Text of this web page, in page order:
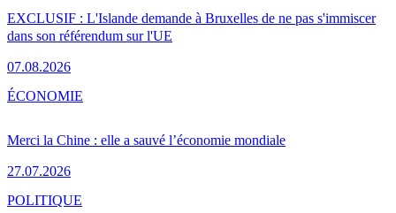
EXCLUSIF : L'Islande demande à Bruxelles de ne pas s'immiscer
dans son référendum sur l'UE
07.08.2026
Merci la Chine : elle a sauvé l’économie mondiale
27.07.2026
ÉCONOMIE
POLITIQUE